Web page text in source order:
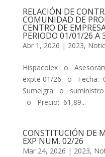
RELACIÓN DE
COMUNIDAD DE
CENTRO DE
PERIODO 01/01/26 A
Abr 1, 2026 | 2023,
Hispacolex o
expte 01/26 o Fecha:
Sumelgra o
o Precio: 61,89...
CONSTITUCIÓN DE
EXP NUM. 02/26
Mar 24, 2026 | 2023,